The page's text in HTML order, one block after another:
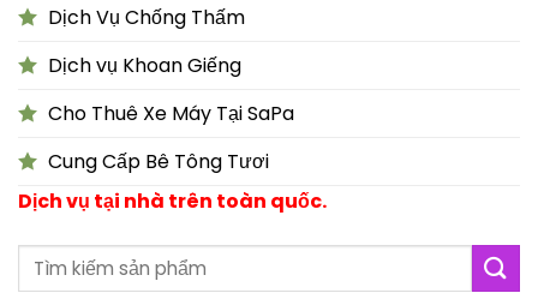
Dịch Vụ Chống Thấm
Dịch vụ Khoan Giếng
Cho Thuê Xe Máy Tại SaPa
Cung Cấp Bê Tông Tươi
Dịch vụ tại nhà trên toàn quốc.